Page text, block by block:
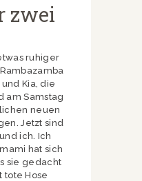
zwei
ruhiger
Kia, die
am Samstag
neuen
Jetzt sind
ich. Ich
hat sich
sie gedacht
tote Hose